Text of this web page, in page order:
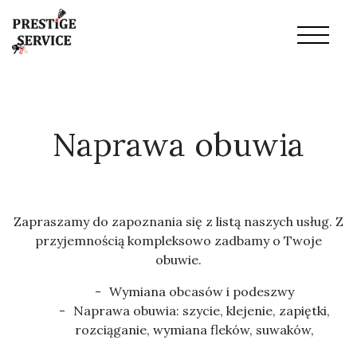
Naprawa obuwia
Zapraszamy do zapoznania się z listą naszych usług. Z
przyjemnością kompleksowo zadbamy o Twoje
obuwie.
Wymiana obcasów i podeszwy
Naprawa obuwia: szycie, klejenie, zapiętki,
rozciąganie, wymiana fleków, suwaków,